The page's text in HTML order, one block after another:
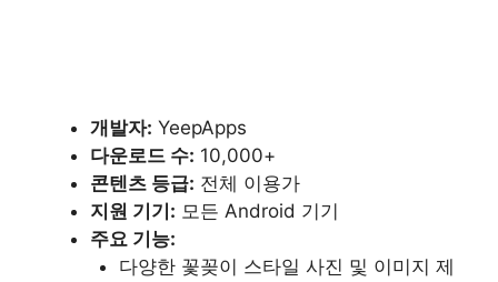
개발자: YeepApps
다운로드 수: 10,000+
콘텐츠 등급: 전체 이용가
지원 기기: 모든 Android 기기
주요 기능:
다양한 꽃꽂이 스타일 사진 및 이미지 제